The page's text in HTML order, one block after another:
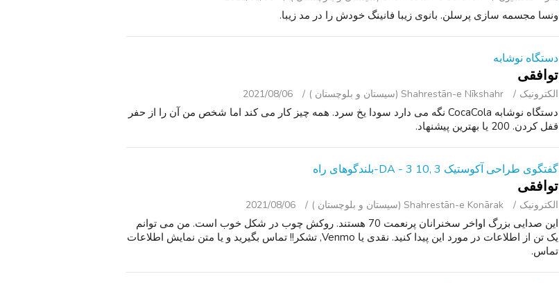
ونسا مجسمه سازی پرسلن. بانوی زیبا فانینگ خودش را در مد زیبا.
دستگاه نوشابه
توافقی
الکترونیک Shahrestān-e Nīkshahr (سیستان و بلوچستان ) 2021/08/06
دستگاه نوشابه CocaCola نگه می دارد سودا یخ سرد. همه چیز کار می کند اما شخص من آن را از حفر
قفل کردن. 200 یا بهترین پیشنهاد.
گفتگوی طراحی آکوستیک DA - 3 10, 3-بلندگوهای راه
توافقی
الکترونیک Shahrestān-e Konārak (سیستان و بلوچستان ) 2021/08/06
این صدایی بزرگ اواخر سخنرانان پرنعمت 70 هستند. روکش چوب در شکل خوب است. من می توانم
یک تن از اطلاعات در مورد این پیدا کنید. نقدی یا Venmo, تشکر!! تماس بگیرید و یا متن نمایش اطلاعات
تماس.